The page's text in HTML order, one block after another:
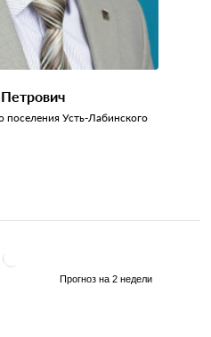
поселения Усть-Лабинского